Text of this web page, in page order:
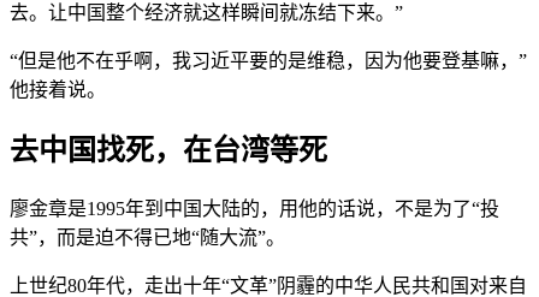
去。让中国整个经济就这样瞬间就冻结下来。”
“但是他不在乎啊，我习近平要的是维稳，因为他要登基嘛，”
他接着说。
去中国找死，在台湾等死
廖金章是1995年到中国大陆的，用他的话说，不是为了“投
共”，而是迫不得已地“随大流”。
上世纪80年代，走出十年“文革”阴霾的中华人民共和国对来自